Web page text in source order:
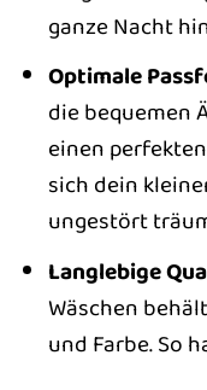
ganze Nacht
Optimale
die bequemen
einen
sich dein
ungestört
Langlebige
Wäschen
und Farbe. So